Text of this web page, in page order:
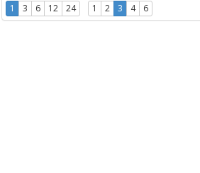
1 3 6 12 24 1 2 3 4 6